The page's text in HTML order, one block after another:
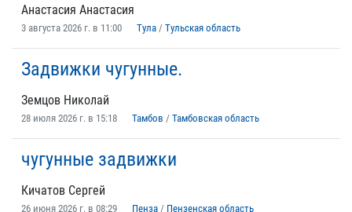
Анастасия Анастасия
3 августа 2026 г. в 11:00 Тула / Тульская область
Задвижки чугунные.
Земцов Николай
28 июля 2026 г. в 15:18 Тамбов / Тамбовская область
чугунные задвижки
Кичатов Cергей
26 июня 2026 г. в 08:29 Пенза / Пензенская область